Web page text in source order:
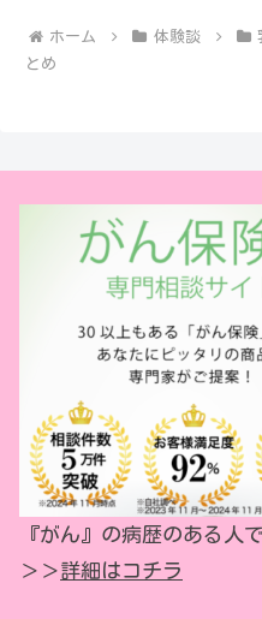
癌細胞が乳管や小葉内に
非浸潤がんと呼ばれる早
といわれていますが、早
まり感じられません。時
増殖し、乳管・小葉の周
り、血管やリンパ管へと
骨・肺・肝臓など遠くの
転移をしていることもあ
は、他の臓器に発生して
その臓器に生じる癌とは
出典： 「ＳＫＥ４８」元
ドル卒業して『乳ガン』
ホーム 体験談
とめ
『がん』の病歴のある人
＞＞詳細はコチラ